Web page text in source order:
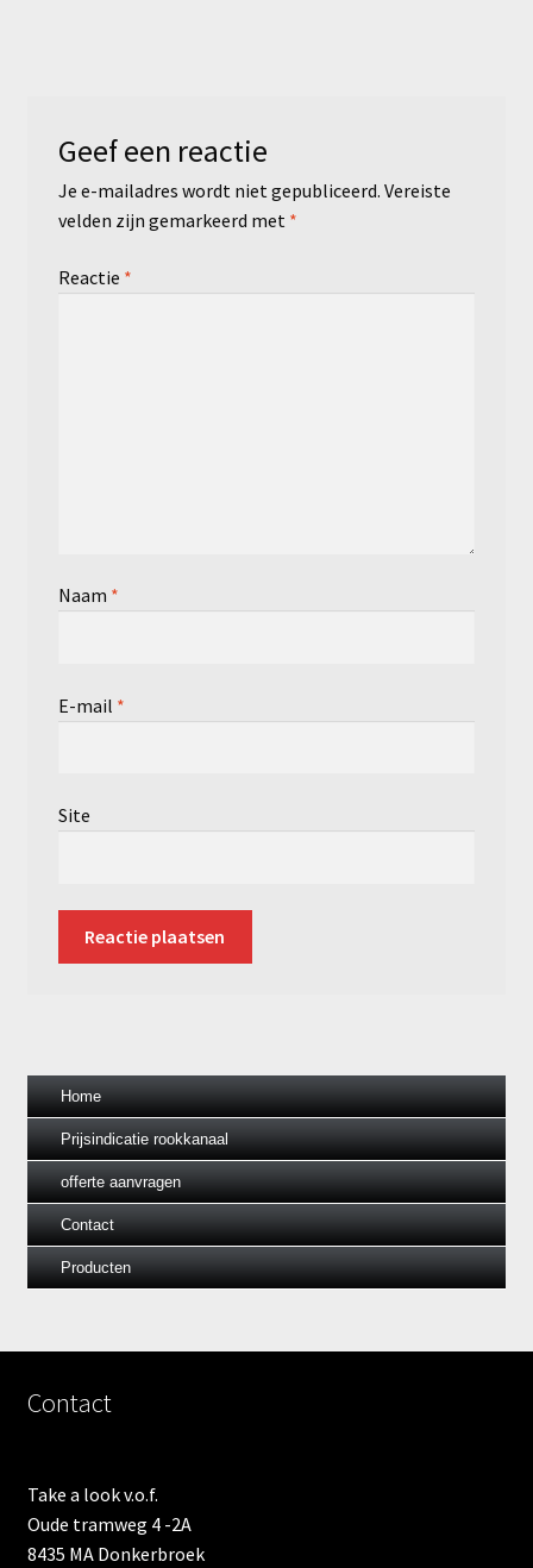
Geef een reactie
Je e-mailadres wordt niet gepubliceerd. Vereiste
velden zijn gemarkeerd met *
Reactie *
Naam *
E-mail *
Site
Home
Prijsindicatie rookkanaal
offerte aanvragen
Contact
Producten
Contact
Take a look v.o.f.
Oude tramweg 4 -2A
8435 MA Donkerbroek